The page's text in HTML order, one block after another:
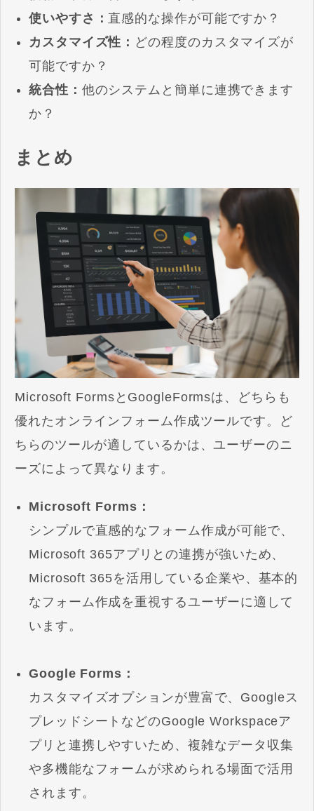
使いやすさ： 直感的な操作が可能ですか？
カスタマイズ性： どの程度のカスタマイズが
可能ですか？
統合性： 他のシステムと簡単に連携できます
か？
まとめ
Microsoft FormsとGoogleFormsは、どちらも
優れたオンラインフォーム作成ツールです。ど
ちらのツールが適しているかは、ユーザーのニ
ーズによって異なります。
Microsoft Forms：
シンプルで直感的なフォーム作成が可能で、
Microsoft 365アプリとの連携が強いため、
Microsoft 365を活用している企業や、基本的
なフォーム作成を重視するユーザーに適して
います。
Google Forms：
カスタマイズオプションが豊富で、Googleス
プレッドシートなどのGoogle Workspaceア
プリと連携しやすいため、複雑なデータ収集
や多機能なフォームが求められる場面で活用
されます。